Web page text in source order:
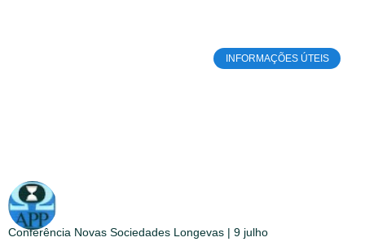
INFORMAÇÕES ÚTEIS
Conferência Novas Sociedades Longevas | 9 julho